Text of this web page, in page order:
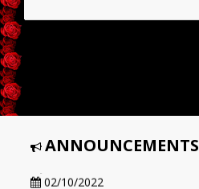
ANNOUNCEMENTS
02/10/2022